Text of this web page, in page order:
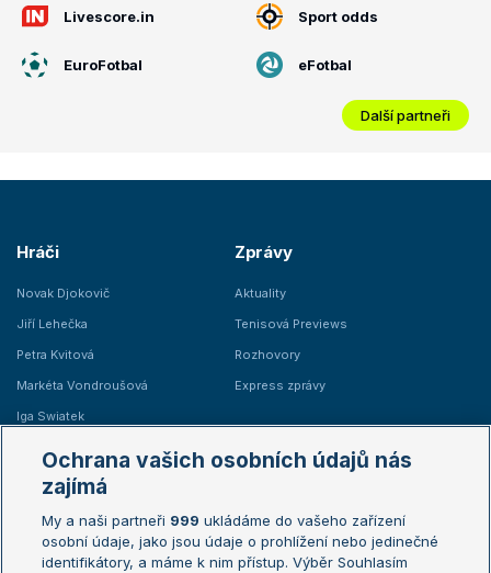
Livescore.in Sport odds
EuroFotbal eFotbal
Další partneři
Hráči
Novak Djokovič
Jiří Lehečka
Petra Kvitová
Markéta Vondroušová
Iga Swiatek
Zprávy
Aktuality
Tenisová Previews
Rozhovory
Express zprávy
Žebříčky
Žebříček ATP (muži)
Žebříček WTA (ženy)
Australian Open
French Open
Ochrana vašich osobních údajů nás
zajímá
My a naši partneři 999 ukládáme do vašeho zařízení
osobní údaje, jako jsou údaje o prohlížení nebo jedinečné
identifikátory, a máme k nim přístup. Výběr Souhlasím